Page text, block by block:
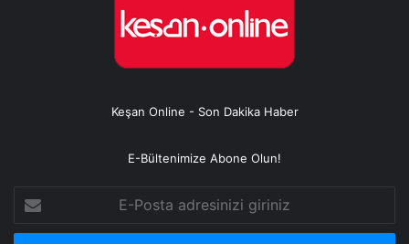
Keşan Online - Son Dakika Haber
E-Bültenimize Abone Olun!
Posta
adresinizi